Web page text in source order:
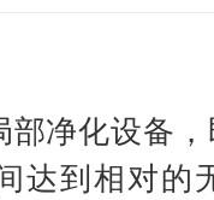
部净化设备
达到相对的